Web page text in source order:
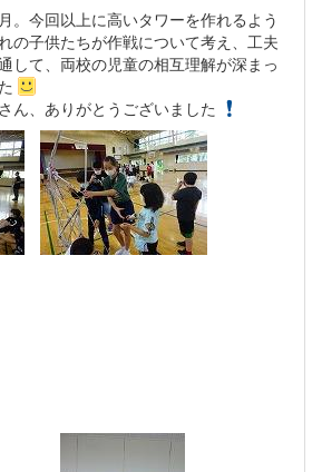
。今回以上に高いタワーを作れるよう
の子供たちが作戦について考え、工夫
して、両校の児童の相互理解が深まっ
ん、ありがとうございました